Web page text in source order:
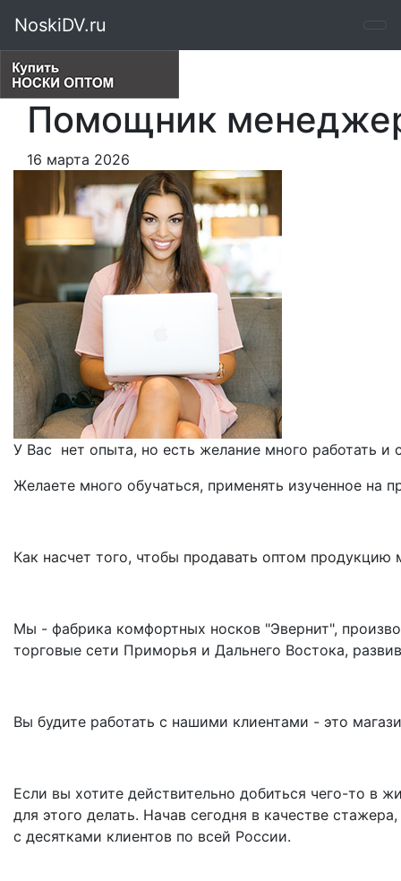
NoskiDV.ru
Помощник
16 марта 2026
У Вас нет опыта, но есть желание много работать и
Желаете много обучаться, применять изученное на
Как насчет того, чтобы продавать оптом продукцию
Мы - фабрика комфортных носков "Эвернит",
торговые сети Приморья и Дальнего Востока,
Вы будите работать с нашими клиентами - это
Если вы хотите действительно добиться чего-то в
для этого делать. Начав сегодня в качестве
с десятками клиентов по всей России.